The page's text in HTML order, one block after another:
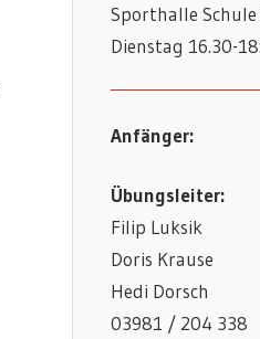
Sporthalle
Dienstag 16.30-
Anfänger:
Übungsleiter:
Filip Luksik
Doris Krause
Hedi Dorsch
03981 / 204 338